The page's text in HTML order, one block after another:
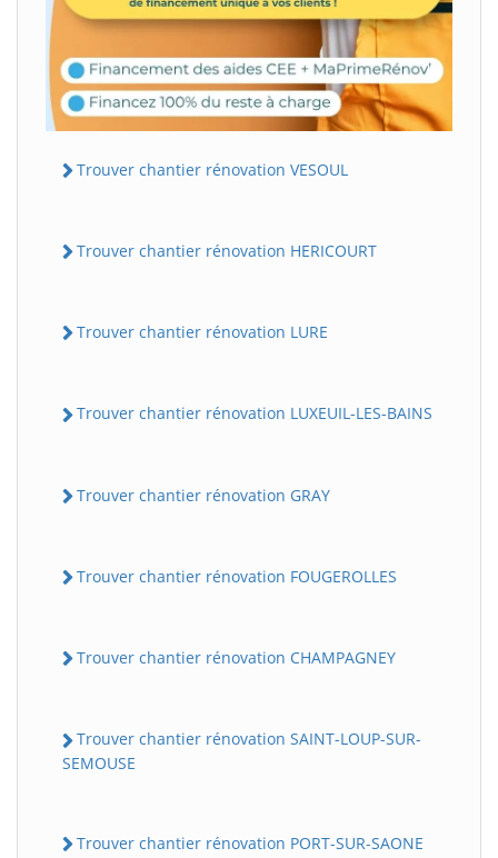
Trouver chantier rénovation VESOUL
Trouver chantier rénovation HERICOURT
Trouver chantier rénovation LURE
Trouver chantier rénovation LUXEUIL-LES-BAINS
Trouver chantier rénovation GRAY
Trouver chantier rénovation FOUGEROLLES
Trouver chantier rénovation CHAMPAGNEY
Trouver chantier rénovation SAINT-LOUP-SUR-
SEMOUSE
Trouver chantier rénovation PORT-SUR-SAONE